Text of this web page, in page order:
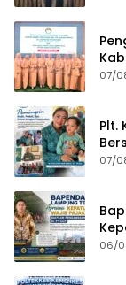
07/
Plt.
07/
06/